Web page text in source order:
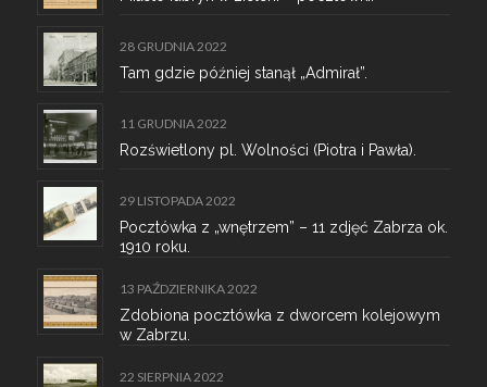
28 GRUDNIA 2022
Tam gdzie później stanął „Admirał”.
11 GRUDNIA 2022
Rozświetlony pl. Wolności (Piotra i Pawła).
29 LISTOPADA 2022
Pocztówka z „wnętrzem” – 11 zdjęć Zabrza ok.
1910 roku.
13 PAŹDZIERNIKA 2022
Zdobiona pocztówka z dworcem kolejowym
w Zabrzu.
22 SIERPNIA 2022